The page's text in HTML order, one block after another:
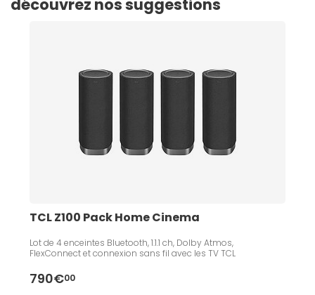
découvrez nos suggestions
TCL Z100 Pack Home Cinema
Lot de 4 enceintes Bluetooth, 1.1.1 ch, Dolby Atmos,
FlexConnect et connexion sans fil avec les TV TCL
790€00